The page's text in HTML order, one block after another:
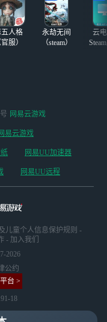
人格
官服）
永劫无间
（steam）
云
网易云游戏
易云游戏
网易UU加速器
网易UU远程
儿童个人信息保护规则 -
- 加入我们
2026
公约
台 >
18